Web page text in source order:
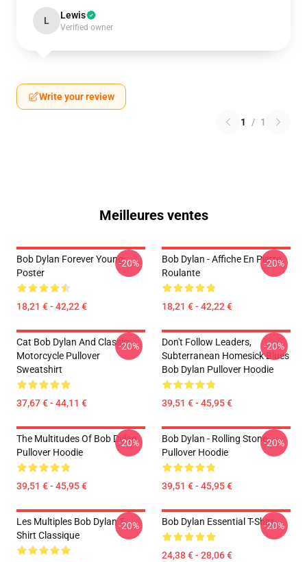
L Lewis
Verified owner
Write your review
1 / 1
Meilleures ventes
Bob Dylan Forever Young
Poster
18,21 € - 42,22 €
-20%
Bob Dylan - Affiche En Pierre
Roulante
18,21 € - 42,22 €
-20%
Cat Bob Dylan And Classic
Motorcycle Pullover
Sweatshirt
37,67 € - 44,11 €
-20%
Don't Follow Leaders,
Subterranean Homesick Blues
Bob Dylan Pullover Hoodie
39,51 € - 45,95 €
-20%
The Multitudes Of Bob Dylan
Pullover Hoodie
39,51 € - 45,95 €
-20%
Bob Dylan - Rolling Stone
Pullover Hoodie
39,51 € - 45,95 €
-20%
Les Multiples Bob Dylan T-
Shirt Classique
-20% Bob Dylan Essential T-Shirt
24,38 € - 28,06 €
-20%